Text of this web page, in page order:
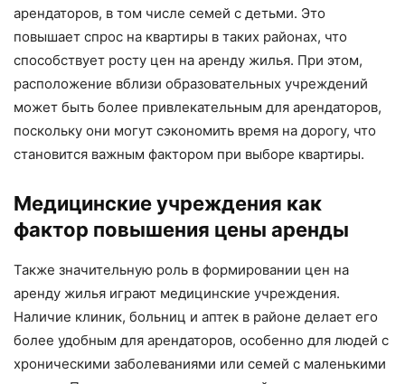
арендаторов, в том числе семей с детьми. Это
повышает спрос на квартиры в таких районах, что
способствует росту цен на аренду жилья. При этом,
расположение вблизи образовательных учреждений
может быть более привлекательным для арендаторов,
поскольку они могут сэкономить время на дорогу, что
становится важным фактором при выборе квартиры.
Медицинские учреждения как
фактор повышения цены аренды
Также значительную роль в формировании цен на
аренду жилья играют медицинские учреждения.
Наличие клиник, больниц и аптек в районе делает его
более удобным для арендаторов, особенно для людей с
хроническими заболеваниями или семей с маленькими